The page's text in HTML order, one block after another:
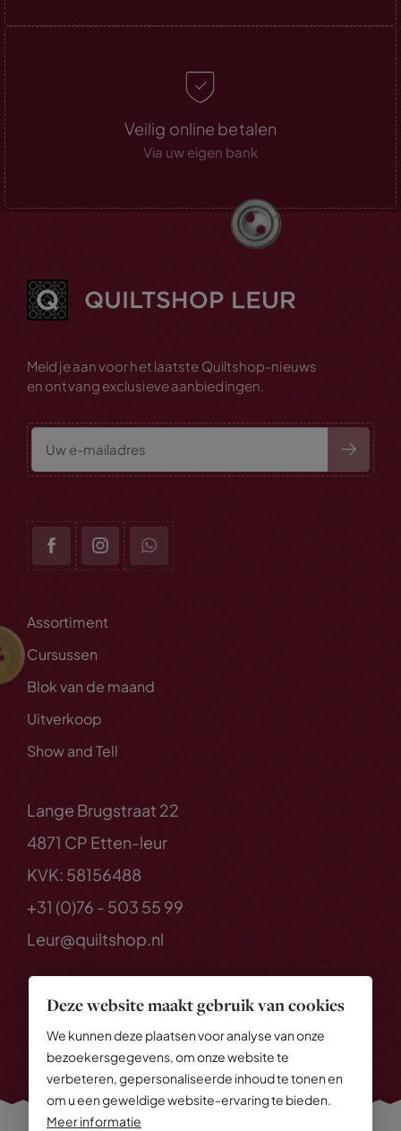
Deze website maakt gebruik van cookies
We kunnen deze plaatsen voor analyse van onze
bezoekersgegevens, om onze website te
verbeteren, gepersonaliseerde inhoud te tonen en
om u een geweldige website-ervaring te bieden.
Meer informatie
Veilig online betalen
Via uw eigen bank
Meld je aan voor het laatste Quiltshop-nieuws
en ontvang exclusieve aanbiedingen.
Assortiment
Cursussen
Blok van de maand
Uitverkoop
Show and Tell
Lange Brugstraat 22
4871 CP Etten-leur
KVK: 58156488
+31 (0)76 - 503 55 99
Leur@quiltshop.nl